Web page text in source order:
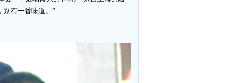
别有一番味道。”